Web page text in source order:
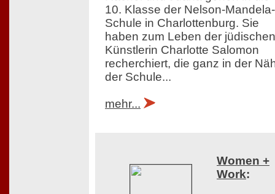
10. Klasse der Nelson-Mandela-
Schule in Charlottenburg. Sie
haben zum Leben der jüdischen
Künstlerin Charlotte Salomon
recherchiert, die ganz in der
der Schule...
mehr...
Women +
Work: